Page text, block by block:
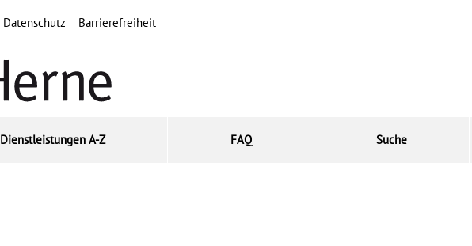
Datenschutz Barrierefreiheit
Dienstleistungen A-Z FAQ Suche